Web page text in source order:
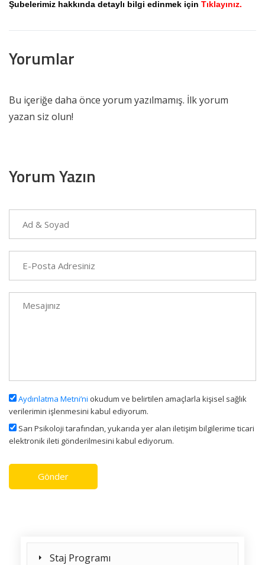
Şubelerimiz hakkında detaylı bilgi edinmek için Tıklayınız.
Yorumlar
Bu içeriğe daha önce yorum yazılmamış. İlk yorum
yazan siz olun!
Yorum Yazın
Aydınlatma Metni’ni okudum ve belirtilen amaçlarla kişisel sağlık
verilerimin işlenmesini kabul ediyorum.
Sarı Psikoloji tarafından, yukarıda yer alan iletişim bilgilerime ticari
elektronik ileti gönderilmesini kabul ediyorum.
Gönder
Staj Programı